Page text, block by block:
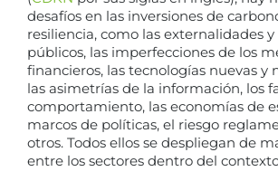
desafíos en las inversiones de
resiliencia, como las externalidades y
públicos, las imperfecciones de los
financieros, las tecnologías nuevas y
las asimetrías de la información, los
comportamiento, las economías de
marcos de políticas, el riesgo
otros. Todos ellos se despliegan de
entre los sectores dentro del